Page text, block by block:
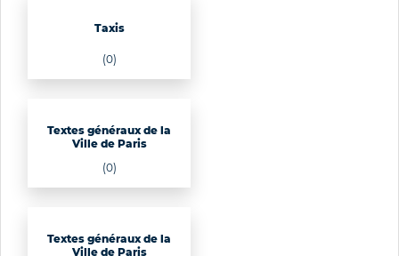
Taxis
(0)
Textes généraux de la
Ville de Paris
(0)
Textes généraux de la
Ville de Paris